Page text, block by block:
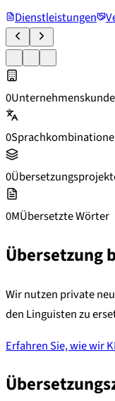
Dienstleistungen
0
0
0
0MÜbersetzte Wörter
Übersetzung
Wir nutzen private
den Linguisten zu
Erfahren Sie, wie wir